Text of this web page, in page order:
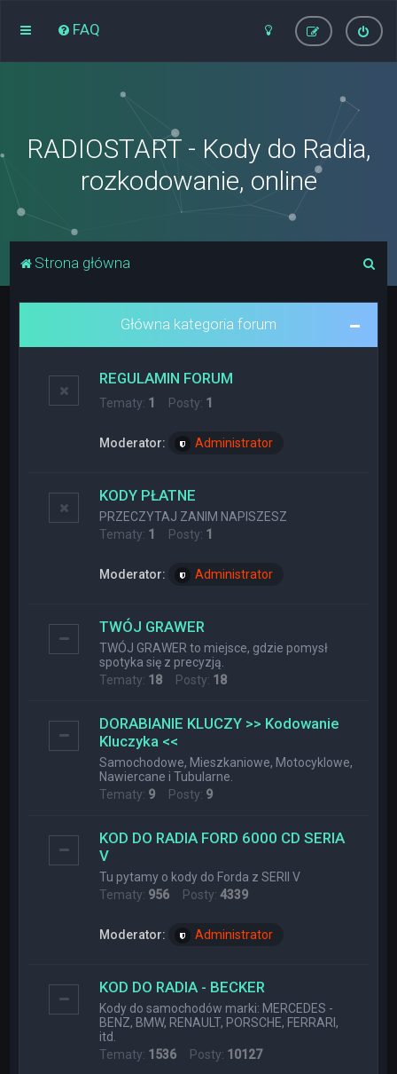
FAQ
RADIOSTART - Kody do Radia,
rozkodowanie, online
Strona główna
Główna kategoria forum
REGULAMIN FORUM
Tematy: 1 Posty: 1
Moderator: Administrator
KODY PŁATNE
PRZECZYTAJ ZANIM NAPISZESZ
Tematy: 1 Posty: 1
Moderator: Administrator
TWÓJ GRAWER
TWÓJ GRAWER to miejsce, gdzie pomysł
spotyka się z precyzją.
Tematy: 18 Posty: 18
DORABIANIE KLUCZY >> Kodowanie
Kluczyka <<
Samochodowe, Mieszkaniowe, Motocyklowe,
Nawiercane i Tubularne.
Tematy: 9 Posty: 9
KOD DO RADIA FORD 6000 CD SERIA
V
Tu pytamy o kody do Forda z SERII V
Tematy: 956 Posty:4339
Moderator: Administrator
KOD DO RADIA - BECKER
Kody do samochodów marki: MERCEDES -
BENZ, BMW, RENAULT, PORSCHE, FERRARI,
itd.
Tematy: 1536 Posty: 10127